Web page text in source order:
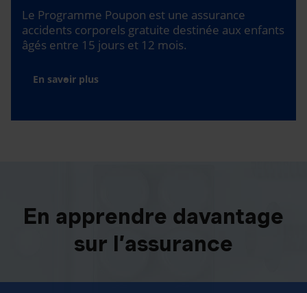
Le Programme Poupon est une assurance
accidents corporels gratuite destinée aux enfants
âgés entre 15 jours et 12 mois.
En savoir plus
En apprendre davantage
sur l’assurance